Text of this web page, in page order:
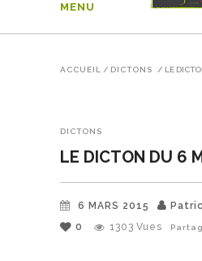
MENU
ACCUEIL / DICTONS / LE
DICTONS
LE DICTON DU 6
6 MARS 2015
0
1303 Vues